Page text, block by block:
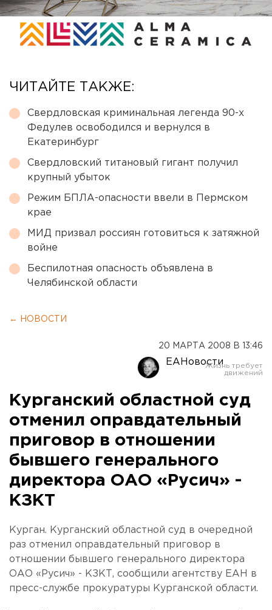
ЧИТАЙТЕ ТАКЖЕ:
Свердловская криминальная легенда 90-х
Федулев освободился и вернулся в
Екатеринбург
Свердловский титановый гигант получил
крупный убыток
Режим БПЛА-опасности ввели в Пермском
крае
МИД призвал россиян готовиться к затяжной
войне
Беспилотная опасность объявлена в
Челябинской области
← НОВОСТИ
20 МАРТА 2008 В 13:46
ЕАНовости
Курганский областной суд
отменил оправдательный
приговор в отношении
бывшего генерального
директора ОАО «Русич» -
КЗКТ
Курган. Курганский областной суд в очередной
раз отменил оправдательный приговор в
отношении бывшего генерального директора
ОАО «Русич» - КЗКТ, сообщили агентству ЕАН в
пресс-службе прокуратуры Курганской области.